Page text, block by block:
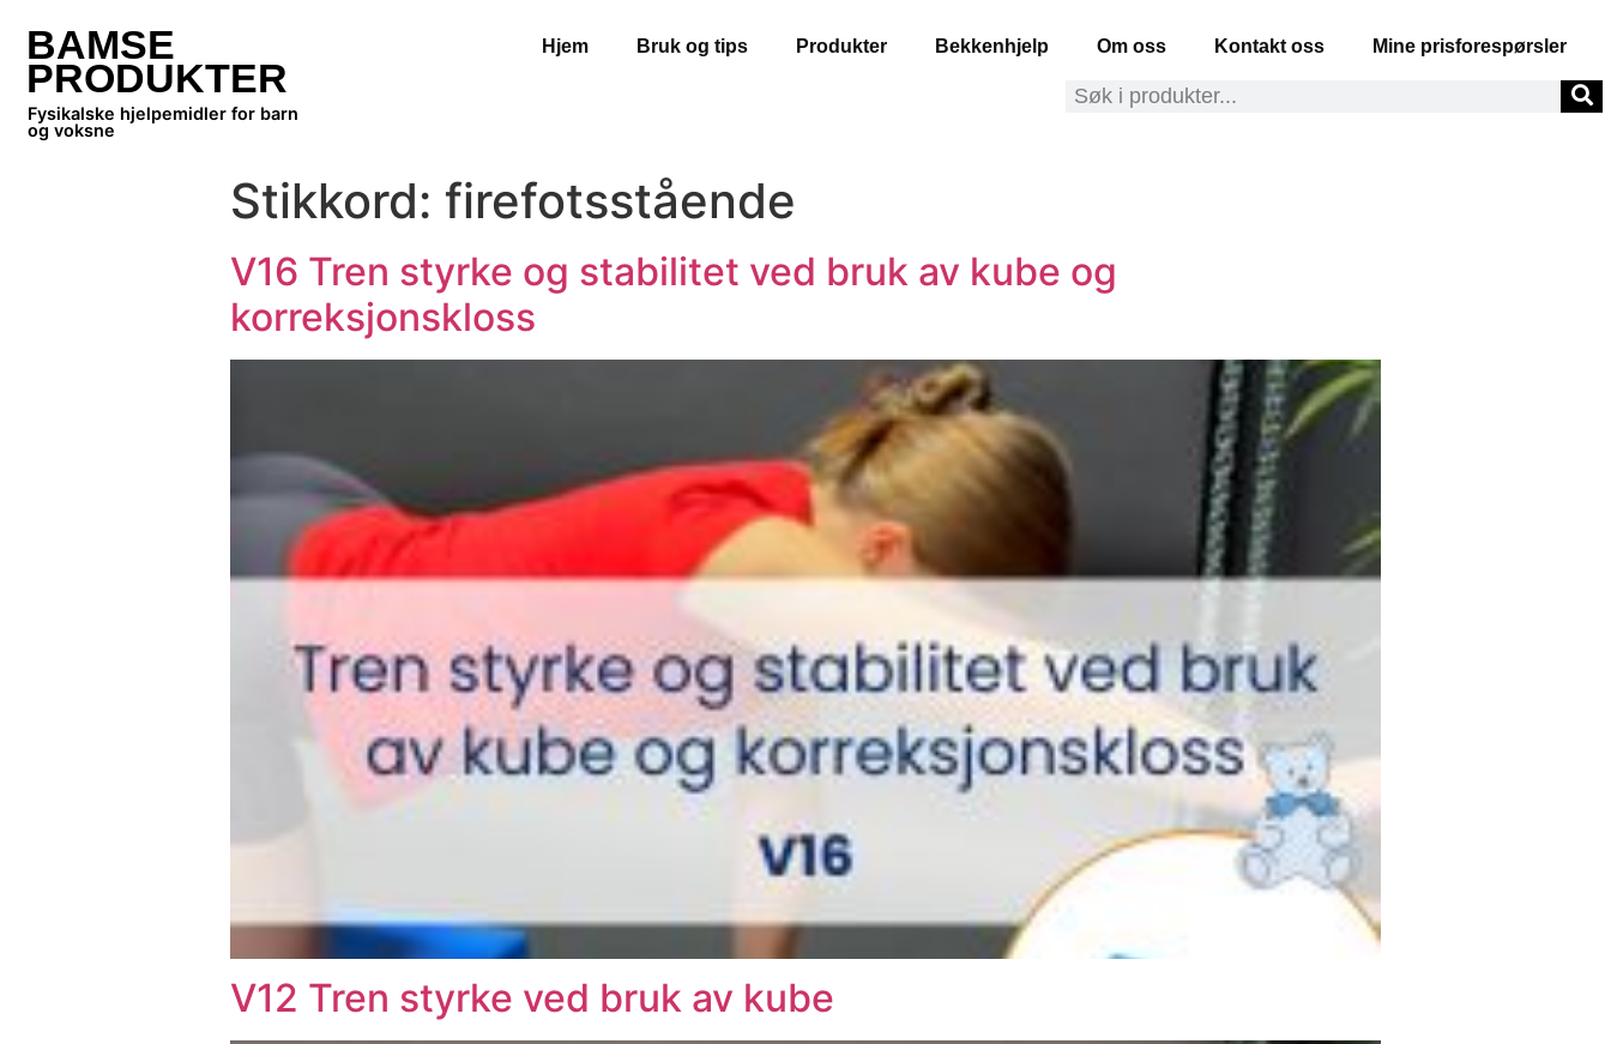
BAMSE
PRODUKTER
Fysikalske hjelpemidler for barn
og voksne
Hjem Bruk og tips Produkter Bekkenhjelp Om oss Kontakt oss Mine prisforespørsler
Stikkord: firefotsstående
V16 Tren styrke og stabilitet ved bruk av kube og
korreksjonskloss
V12 Tren styrke ved bruk av kube